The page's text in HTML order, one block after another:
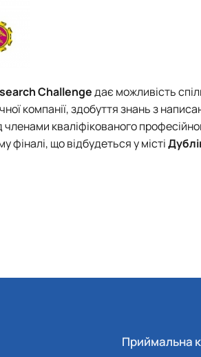
Challengeдає можливість
компанії, здобуття знань з
членами кваліфікованого
що відбудеться у місті
Приймальна